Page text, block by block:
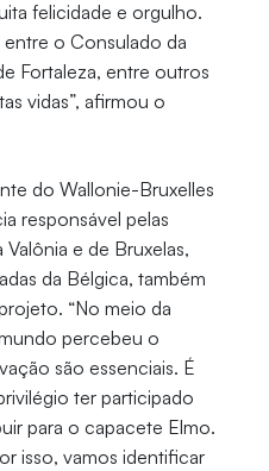
felicidade e orgulho.
o Consulado da
Fortaleza, entre outros
vidas”, afirmou o
do Wallonie-Bruxelles
responsável pelas
e de Bruxelas,
da Bélgica, também
“No meio da
percebeu o
são essenciais. É
ter participado
para o capacete Elmo.
isso, vamos identificar